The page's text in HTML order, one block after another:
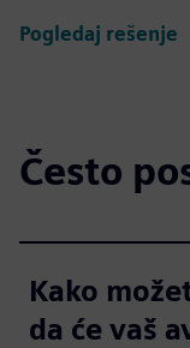
Pogledaj rešenje
Često
Kako
da će vaš